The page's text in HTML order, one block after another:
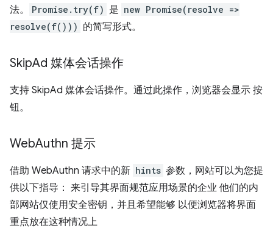
法。
Promise.try(f) 是 new Promise(resolve =>
resolve(f())) 的简写形式。
SkipAd 媒体会话操作
支持 SkipAd 媒体会话操作。通过此操作，浏览器会显示 按
钮。
WebAuthn 提示
借助 WebAuthn 请求中的新 hints 参数，网站可以为您提
供以下指导： 来引导其界面规范应用场景的企业 他们的内
部网站仅使用安全密钥，并且希望能够 以便浏览器将界面
重点放在这种情况上